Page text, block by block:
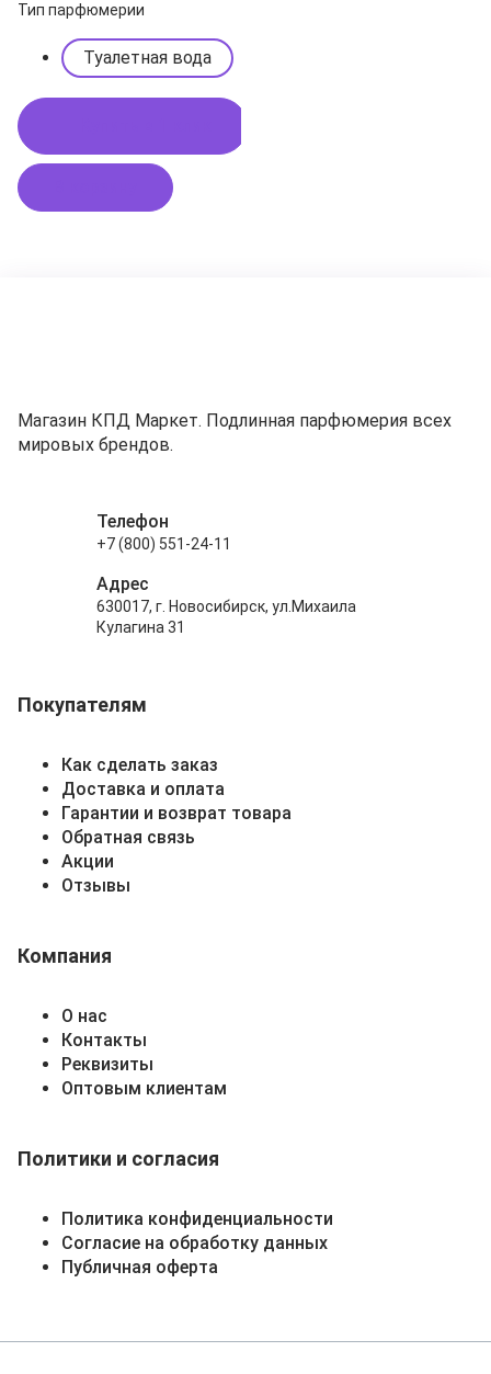
Тип парфюмерии
Туалетная вода
Магазин КПД Маркет. Подлинная парфюмерия всех
мировых брендов.
Покупателям
Как сделать заказ
Доставка и оплата
Гарантии и возврат товара
Обратная связь
Акции
Отзывы
Компания
О нас
Контакты
Реквизиты
Оптовым клиентам
Политики и согласия
Политика конфиденциальности
Согласие на обработку данных
Публичная оферта
Телефон
+7 (800) 551-24-11
Адрес
630017, г. Новосибирск, ул.Михаила
Кулагина 31